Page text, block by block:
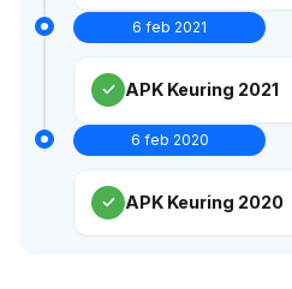
6 feb 2021
APK Keuring 2021
6 feb 2020
APK Keuring 2020